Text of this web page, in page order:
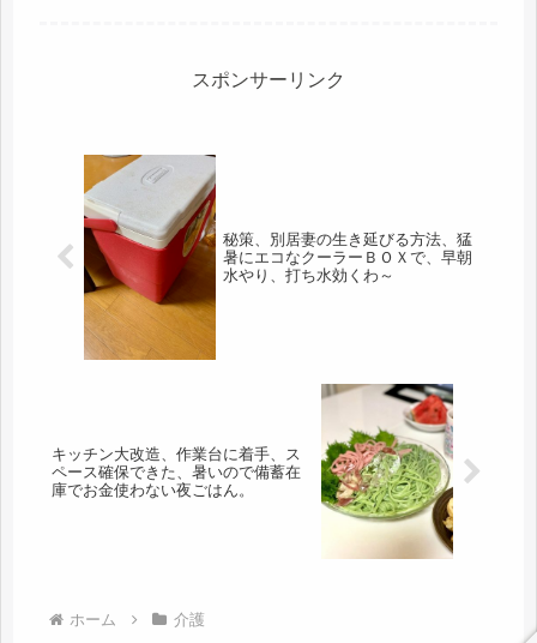
スポンサーリンク
秘策、別居妻の生き延びる方法、猛
暑にエコなクーラーＢＯＸで、早朝
水やり、打ち水効くわ～
キッチン大改造、作業台に着手、ス
ペース確保できた、暑いので備蓄在
庫でお金使わない夜ごはん。
ホーム 介護